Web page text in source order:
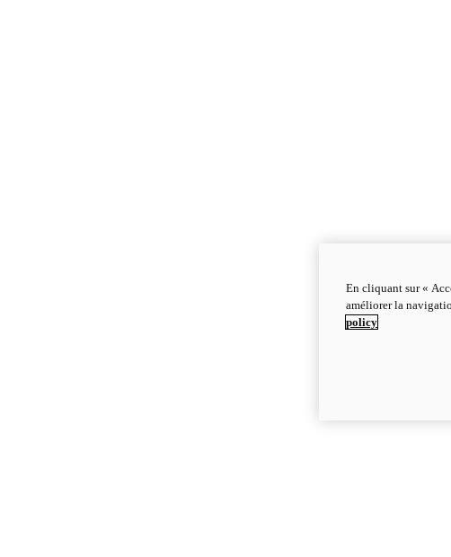
En cliquant sur «
améliorer la
policy